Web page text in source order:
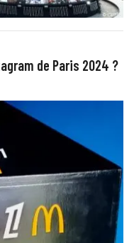
de Paris 2024 ?